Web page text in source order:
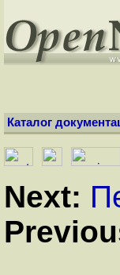
Каталог
Next: